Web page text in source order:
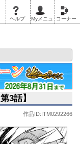
ヘルプ Myメニュ コーナー
3話】
作品ID:ITM0292266